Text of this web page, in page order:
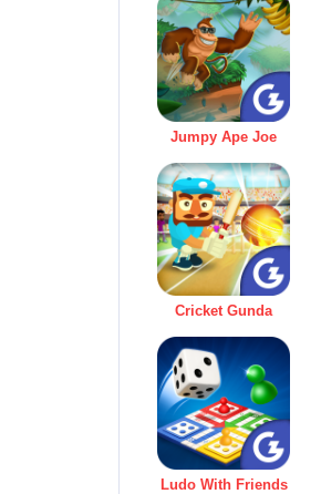
Jumpy Ape Joe
Cricket Gunda
Ludo With Friends